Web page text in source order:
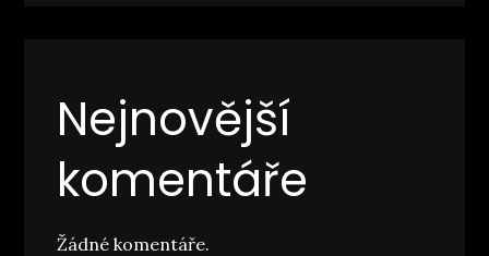
Nejnovější
komentáře
Žádné komentáře.